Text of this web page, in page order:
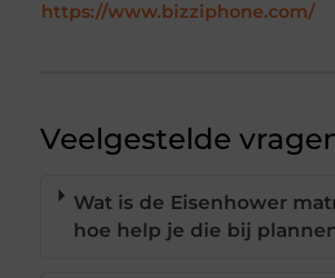
https://www.bizziphone.com/
Veelgestelde
Wat is de Eisenhower
hoe help je die bij